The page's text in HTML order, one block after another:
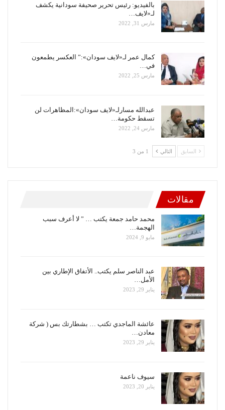
بالفيديو: رئيس تحرير صحيفة سودانية يكشف
لـ«لايف…
مارس 31, 2022
كمال عمر لـ«لايف سودان»:” العكسر يطمعون
في…
مارس 25, 2022
عبدالله مسارلـ«لايف سودان»:المظاهرات لن
تسقط حكومة…
مارس 24, 2022
السابق التالي 1 من 3
مقالات
محمد حامد جمعة يكتب … ” لا أعرف سبب
الهجمة…
مايو 9, 2024
عبد الناصر سلم يكتب.. الأتفاق الإطاري بين
الأمل…
يناير 29, 2023
عائشة الماجدي تكتب … بشطارتك بس ( شركة
معادن…
يناير 29, 2023
سيوف ناعمة
يناير 20, 2023